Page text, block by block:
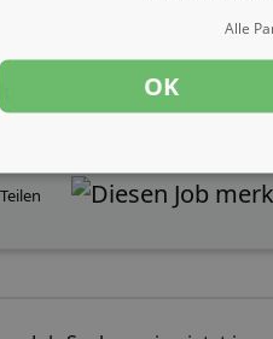
Teilen
Alle
OK